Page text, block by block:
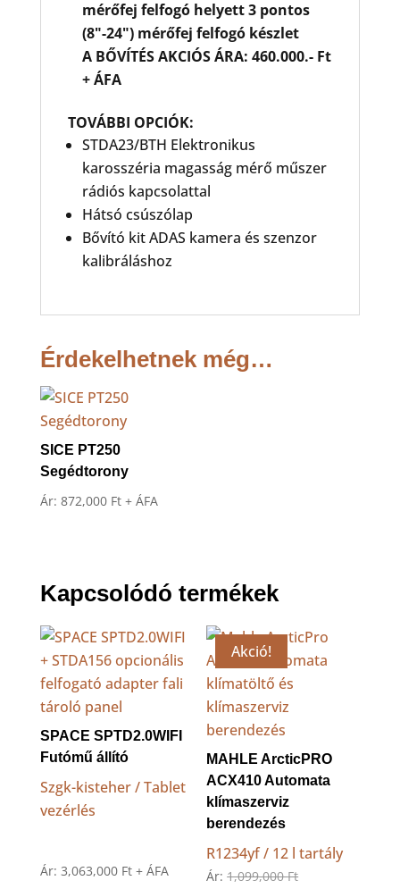
mérőfej felfogó helyett 3 pontos
(8"-24") mérőfej felfogó készlet
A BŐVÍTÉS AKCIÓS ÁRA: 460.000.- Ft
+ ÁFA
TOVÁBBI OPCIÓK:
STDA23/BTH Elektronikus
karosszéria magasság mérő műszer
rádiós kapcsolattal
Hátsó csúszólap
Bővító kit ADAS kamera és szenzor
kalibráláshoz
Érdekelhetnek még…
SICE PT250
Segédtorony
Ár: 872,000 Ft + ÁFA
Kapcsolódó termékek
SPACE SPTD2.0WIFI
Futómű állító
Szgk-kisteher / Tablet
vezérlés
Ár: 3,063,000 Ft + ÁFA
Akció!
MAHLE ArcticPRO
ACX410 Automata
klímaszerviz
berendezés
R1234yf / 12 l tartály
Ár:1,099,000FtOriginal